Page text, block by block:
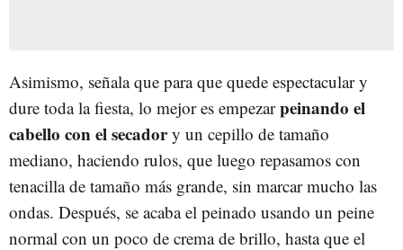
Asimismo, señala que para que quede espectacular y
dure toda la fiesta, lo mejor es empezarpeinando el
cabello con el secadory un cepillo de tamaño
mediano, haciendo rulos, que luego repasamos con
tenacilla de tamaño más grande, sin marcar mucho las
ondas. Después, se acaba el peinado usando un peine
normal con un poco de crema de brillo, hasta que el